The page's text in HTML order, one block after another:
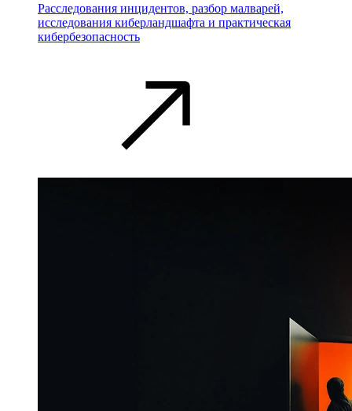
Расследования инцидентов, разбор малварей,
исследования киберландшафта и практическая
кибербезопасность